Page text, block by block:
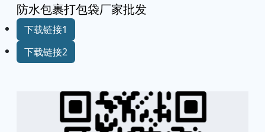
防水包裹打包袋厂家批发
下载链接1
下载链接2